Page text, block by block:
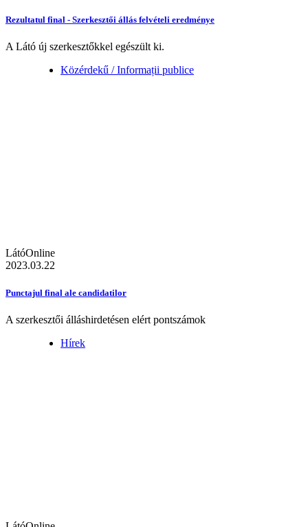
Rezultatul final - Szerkesztői állás felvételi eredménye
A Látó új szerkesztőkkel egészült ki.
Közérdekű / Informații publice
LátóOnline
2023.03.22
Punctajul final ale candidatilor
A szerkesztői álláshirdetésen elért pontszámok
Hírek